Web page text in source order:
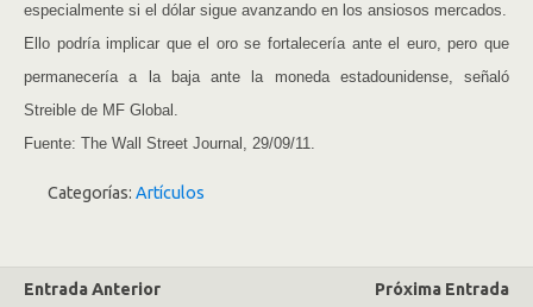
especialmente si el dólar sigue avanzando en los ansiosos mercados.
Ello podría implicar que el oro se fortalecería ante el euro, pero que
permanecería a la baja ante la moneda estadounidense, señaló
Streible de MF Global.
Fuente: The Wall Street Journal, 29/09/11.
Categorías: Artículos
Entrada Anterior
Próxima Entrada